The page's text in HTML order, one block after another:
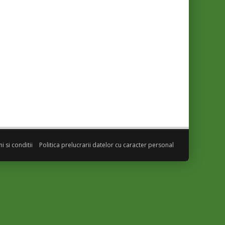
si conditii Politica prelucrarii datelor cu caracter personal